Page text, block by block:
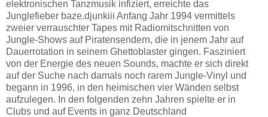
elektronischen Tanzmusik infiziert, erreichte das
Junglefieber baze.djunkiii Anfang Jahr 1994 vermittels
zweier verrauschter Tapes mit Radiomitschnitten von
Jungle-Shows auf Piratensendern, die in jenem Jahr auf
Dauerrotation in seinem Ghettoblaster gingen. Fasziniert
von der Energie des neuen Sounds, machte er sich direkt
auf der Suche nach damals noch rarem Jungle-Vinyl und
begann in 1996, in den heimischen vier Wänden selbst
aufzulegen. In den folgenden zehn Jahren spielte er in
Clubs und auf Events in ganz Deutschland